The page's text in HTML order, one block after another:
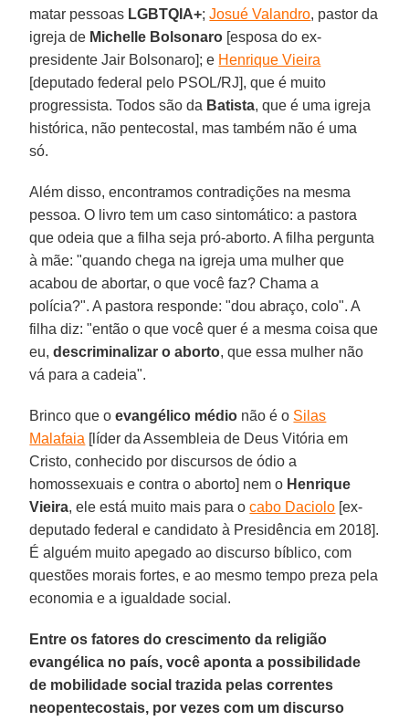
matar pessoas LGBTQIA+;Josué Valandro, pastor da
igreja de Michelle Bolsonaro [esposa do ex-
presidente Jair Bolsonaro]; e Henrique Vieira
[deputado federal pelo PSOL/RJ], que é muito
progressista. Todos são da Batista, que é uma igreja
histórica, não pentecostal, mas também não é uma
só.
Além disso, encontramos contradições na mesma
pessoa. O livro tem um caso sintomático: a pastora
que odeia que a filha seja pró-aborto. A filha pergunta
à mãe: "quando chega na igreja uma mulher que
acabou de abortar, o que você faz? Chama a
polícia?". A pastora responde: "dou abraço, colo". A
filha diz: "então o que você quer é a mesma coisa que
eu,descriminalizar o aborto, que essa mulher não
vá para a cadeia".
Brinco que oevangélico médio não é o Silas
Malafaia [líder da Assembleia de Deus Vitória em
Cristo, conhecido por discursos de ódio a
homossexuais e contra o aborto] nem o Henrique
Vieira, ele está muito mais para ocabo Daciolo [ex-
deputado federal e candidato à Presidência em 2018].
É alguém muito apegado ao discurso bíblico, com
questões morais fortes, e ao mesmo tempo preza pela
economia e a igualdade social.
Entre os fatores do crescimento da religião
evangélica no país, você aponta a possibilidade
de mobilidade social trazida pelas correntes
neopentecostais, por vezes com um discurso